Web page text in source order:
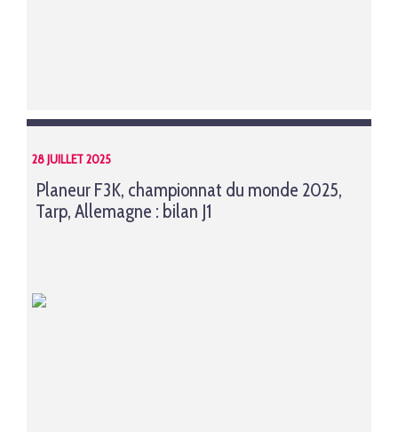
28 JUILLET 2025
Planeur F3K, championnat du monde 2025,
Tarp, Allemagne : bilan J1